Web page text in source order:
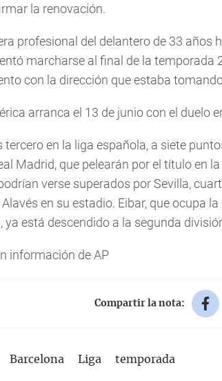
la renovación.
profesional del delantero de 33 años
marcharse al final de la temporada
con la dirección que estaba
arranca el 13 de junio con el duelo
tercero en la liga española, a siete
Madrid, que pelearán por el título en
verse superados por Sevilla,
en su estadio. Eibar, que ocupa
ya está descendido a la segunda
información de AP
Compartir la nota:
Barcelona Liga temporada